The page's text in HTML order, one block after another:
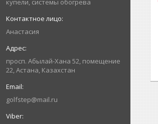
купели, системы обогрева
Анастасия
просп. Абылай-Хана 52, помещение
22, Астана, Казахстан
golfstep@mail.ru